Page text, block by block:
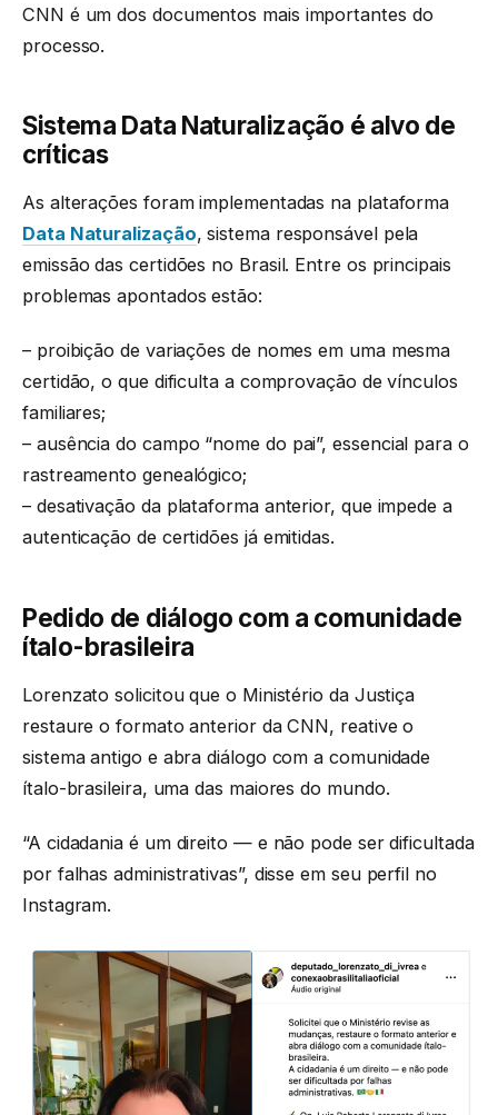
CNN é um dos documentos mais importantes do
processo.
Sistema Data Naturalização é alvo de
críticas
As alterações foram implementadas na plataforma
Data Naturalização, sistema responsável pela
emissão das certidões no Brasil. Entre os principais
problemas apontados estão:
– proibição de variações de nomes em uma mesma
certidão, o que dificulta a comprovação de vínculos
familiares;
– ausência do campo “nome do pai”, essencial para o
rastreamento genealógico;
– desativação da plataforma anterior, que impede a
autenticação de certidões já emitidas.
Pedido de diálogo com a comunidade
ítalo-brasileira
Lorenzato solicitou que o Ministério da Justiça
restaure o formato anterior da CNN, reative o
sistema antigo e abra diálogo com a comunidade
ítalo-brasileira, uma das maiores do mundo.
“A cidadania é um direito — e não pode ser dificultada
por falhas administrativas”, disse em seu perfil no
Instagram.